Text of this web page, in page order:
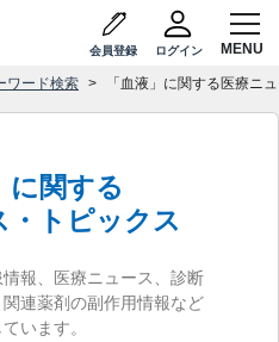
会員登録 ログイン
ワード検索 「血液」に関する医療ニ
に関する
・トピックス
情報、医療ニュース、診断
連薬剤の副作用情報など
います。